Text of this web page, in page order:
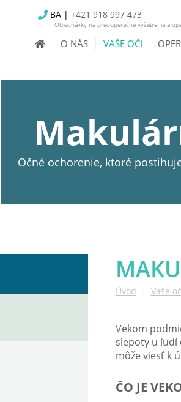
BA | +421 918 997 473
Objednávky na predoperačné vyšetrenia a
O NÁS VAŠE OČI
Očné ochorenie, ktoré
Úvod | Vaše
Vekom
slepoty u ľudí
môže viesť k
ČO JE